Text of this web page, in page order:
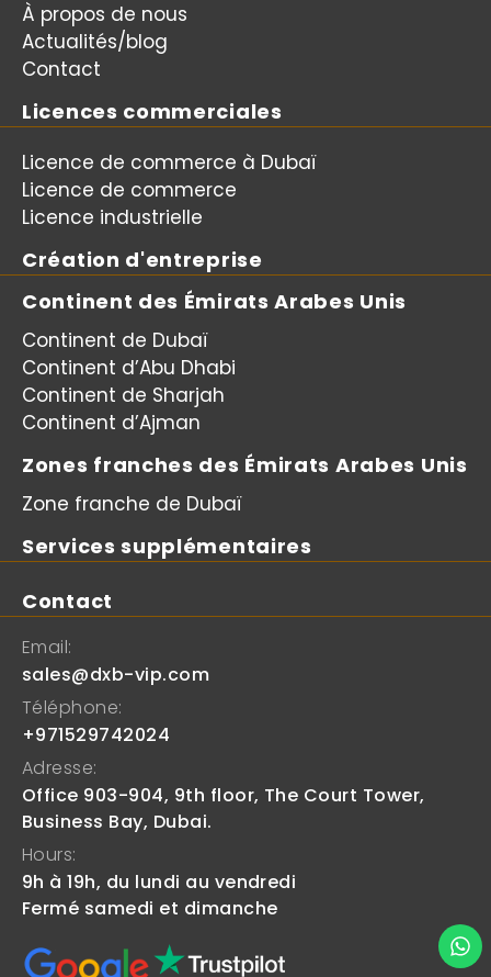
À propos de nous
Actualités/blog
Contact
Licences commerciales
Licence de commerce à Dubaï
Licence de commerce
Licence industrielle
Création d'entreprise
Continent des Émirats Arabes Unis
Continent de Dubaï
Continent d’Abu Dhabi
Continent de Sharjah
Continent d’Ajman
Zones franches des Émirats Arabes Unis
Zone franche de Dubaï
Services supplémentaires
Contact
Email:
sales@dxb-vip.com
Téléphone:
+971529742024
Adresse:
Office 903-904, 9th floor, The Court Tower,
Business Bay, Dubai.
Hours:
9h à 19h, du lundi au vendredi
Fermé samedi et dimanche